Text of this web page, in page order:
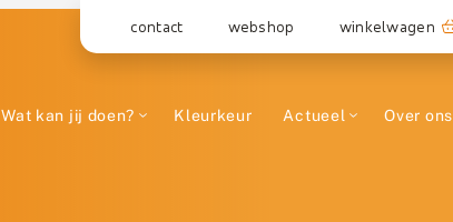
contact webshop winkelwagen
Wat kan jij doen? Kleurkeur Actueel Over ons